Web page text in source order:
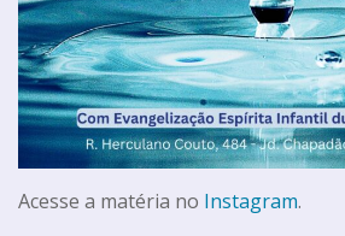
Acesse a matéria no Instagram.